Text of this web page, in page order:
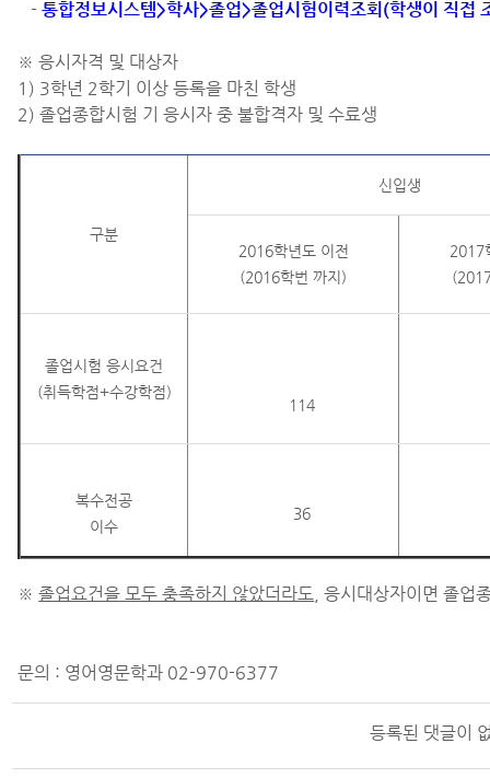
-통합정보시스템>학사>졸업>졸업시험이력조회(학생이 직접
※ 응시자격 및 대상자
1) 3학년 2학기 이상 등록을 마친 학생
2) 졸업종합시험 기 응시자 중 불합격자 및 수료생
구분
신입생
2016학년도 이전
(2016학번 까지)
2017
졸업시험 응시요건
(취득학점+수강학점)
114
복수전공
이수
36
※졸업요건을 모두 충족하지 않았더라도 , 응시대상자이면 졸업
문의 : 영어영문학과 02-970-6377
등록된 댓글이